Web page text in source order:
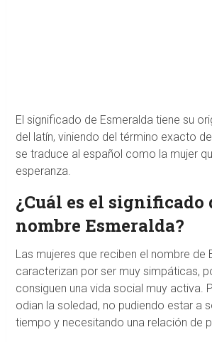
El significado de Esmeralda tiene su
del latín, viniendo del término exacto
se traduce al español como la mujer
esperanza.
¿Cuál es el significado
nombre Esmeralda?
Las mujeres que reciben el nombre de
caracterizan por ser muy simpáticas,
consiguen una vida social muy activa.
odian la soledad, no pudiendo estar a
tiempo y necesitando una relación de